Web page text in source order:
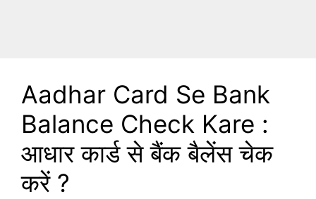
Aadhar Card Se Bank
Balance Check Kare :
आधार कार्ड से बैंक बैलेंस चेक
करें ?